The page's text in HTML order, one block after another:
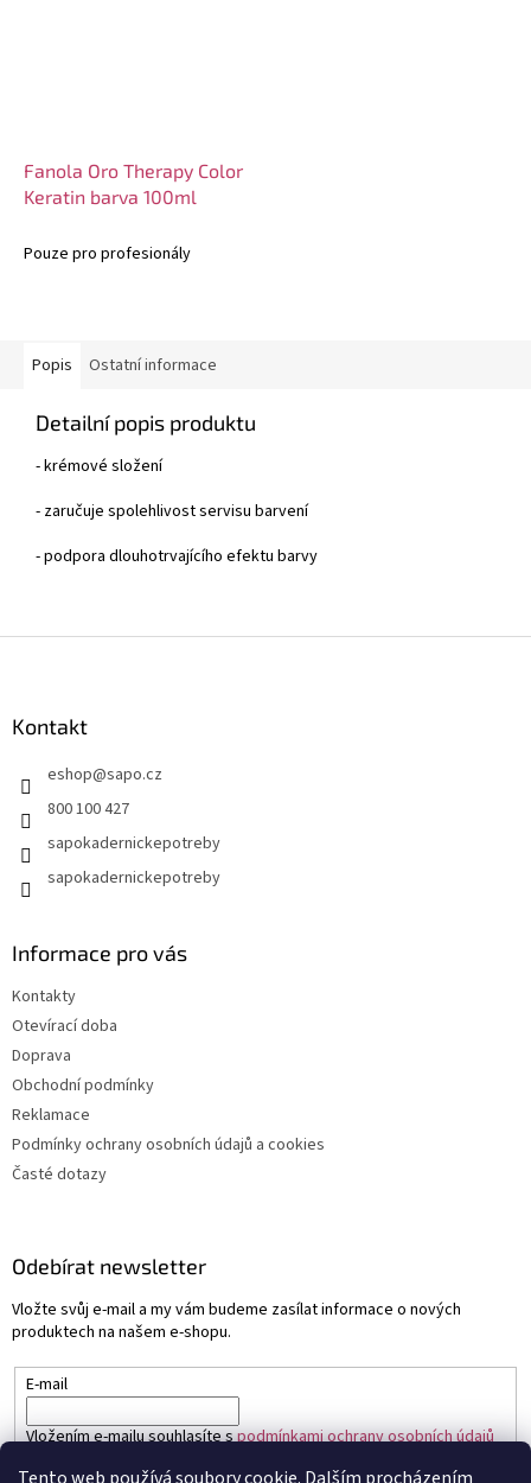
Fanola Oro Therapy Color
Keratin barva 100ml
Pouze pro profesionály
Popis Ostatní informace
Detailní popis produktu
- krémové složení
- zaručuje spolehlivost servisu barvení
- podpora dlouhotrvajícího efektu barvy
Kontakt
eshop@sapo.cz
800 100 427
sapokadernickepotreby
sapokadernickepotreby
Informace pro vás
Kontakty
Otevírací doba
Doprava
Obchodní podmínky
Reklamace
Podmínky ochrany osobních údajů a cookies
Časté dotazy
Odebírat newsletter
Vložte svůj e-mail a my vám budeme zasílat informace o nových
produktech na našem e-shopu.
E-mail
Vložením e-mailu souhlasíte spodmínkami ochrany osobních údajů